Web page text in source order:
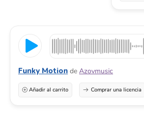
Funky Motion de Azovmusic
Añadir al carrito Comprar una licencia